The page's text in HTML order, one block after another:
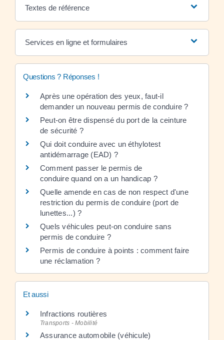
Textes de référence
Services en ligne et formulaires
Questions ? Réponses !
Après une opération des yeux, faut-il
demander un nouveau permis de conduire ?
Peut-on être dispensé du port de la ceinture
de sécurité ?
Qui doit conduire avec un éthylotest
antidémarrage (EAD) ?
Comment passer le permis de
conduire quand on a un handicap ?
Quelle amende en cas de non respect d'une
restriction du permis de conduire (port de
lunettes...) ?
Quels véhicules peut-on conduire sans
permis de conduire ?
Permis de conduire à points : comment faire
une réclamation ?
Et aussi
Infractions routières
Transports - Mobilité
Assurance automobile (véhicule)